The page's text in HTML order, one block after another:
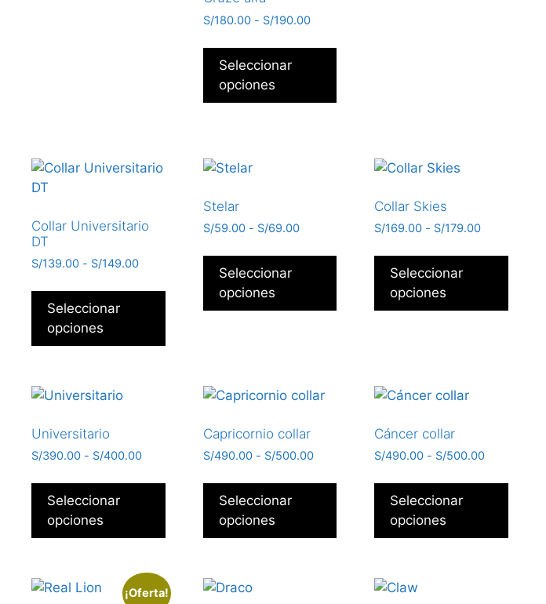
S/180.00 - S/190.00
Seleccionar
opciones
Collar Universitario
DT
S/139.00 - S/149.00
Seleccionar
opciones
Stelar
S/59.00 - S/69.00
Seleccionar
opciones
Collar Skies
S/169.00 - S/179.00
Seleccionar
opciones
Universitario
S/390.00 - S/400.00
Seleccionar
opciones
Capricornio collar
S/490.00 - S/500.00
Seleccionar
opciones
Cáncer collar
S/490.00 - S/500.00
Seleccionar
opciones
¡Oferta!